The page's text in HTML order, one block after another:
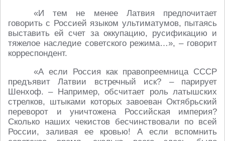
«И тем не менее Латвия предпочитает
говорить с Россией языком ультиматумов, пытаясь
выставить ей счет за оккупацию, русификацию и
тяжелое наследие советского режима…», – говорит
корреспондент.
«А если Россия как правопреемница СССР
предъявит Латвии встречный иск? – парирует
Шенхоф. – Например, обсчитает роль латышских
стрелков, штыками которых завоеван Октябрьский
переворот и уничтожена Российская империя?
Сколько наших чекистов бесчинствовали по всей
России, заливая ее кровью! А если вспомнить